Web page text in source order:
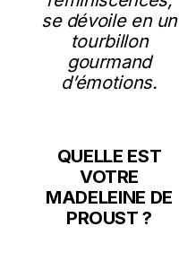
se dévoile en un
tourbillon
gourmand
d’émotions.
QUELLE EST
VOTRE
MADELEINE DE
PROUST ?